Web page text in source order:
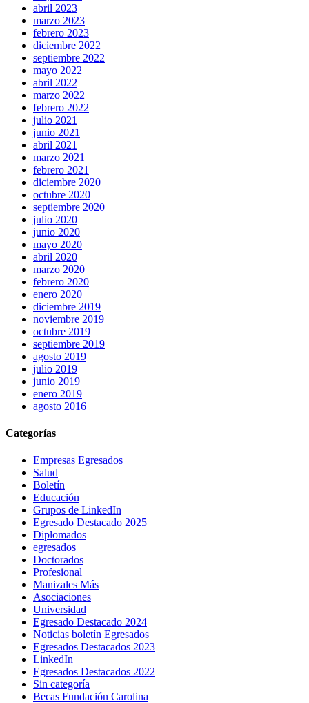
abril 2023
marzo 2023
febrero 2023
diciembre 2022
septiembre 2022
mayo 2022
abril 2022
marzo 2022
febrero 2022
julio 2021
junio 2021
abril 2021
marzo 2021
febrero 2021
diciembre 2020
octubre 2020
septiembre 2020
julio 2020
junio 2020
mayo 2020
abril 2020
marzo 2020
febrero 2020
enero 2020
diciembre 2019
noviembre 2019
octubre 2019
septiembre 2019
agosto 2019
julio 2019
junio 2019
enero 2019
agosto 2016
Categorías
Empresas Egresados
Salud
Boletín
Educación
Grupos de LinkedIn
Egresado Destacado 2025
Diplomados
egresados
Doctorados
Profesional
Manizales Más
Asociaciones
Universidad
Egresado Destacado 2024
Noticias boletín Egresados
Egresados Destacados 2023
LinkedIn
Egresados Destacados 2022
Sin categoría
Becas Fundación Carolina